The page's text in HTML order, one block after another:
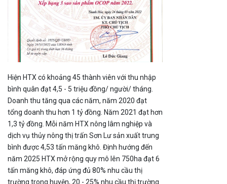
Hiện HTX có khoảng 45 thành viên với thu nhập
bình quân đạt 4,5 - 5 triệu đồng/ người/ tháng.
Doanh thu tăng qua các năm, năm 2020 đạt
tổng doanh thu hơn 1 tỷ đồng. Năm 2021 đạt hơn
1,3 tỷ đồng. Mỗi năm HTX nông lâm nghiệp và
dịch vụ thủy nông thị trấn Sơn Lư sản xuất trung
bình được 4,53 tấn măng khô. Định hướng đến
năm 2025 HTX mở rộng quy mô lên 750ha đạt 6
tấn măng khô, đáp ứng đủ 80% nhu cầu thị
trường trong huyện, 20 - 25% nhu cầu thị trường